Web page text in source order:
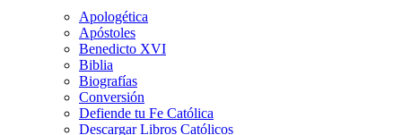
Apologética
Apóstoles
Benedicto XVI
Biblia
Biografías
Conversión
Defiende tu Fe Católica
Descargar Libros Católicos